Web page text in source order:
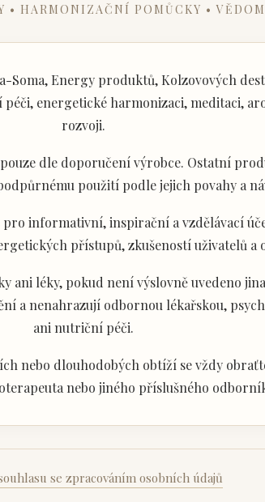
• HARMONIZAČNÍ POMŮCKY •
Soma, Energy produktů, Kolzovových
energetické harmonizaci, meditaci,
rozvoji.
dle doporučení výrobce. Ostatní
použití podle jejich povahy a
informativní, inspirační a vzdělávací
přístupů, zkušeností uživatelů a
léky, pokud není výslovně uvedeno
a nenahrazují odbornou lékařskou,
ani nutriční péči.
nebo dlouhodobých obtíží se vždy
nebo jiného příslušného
se zpracováním osobních údajů